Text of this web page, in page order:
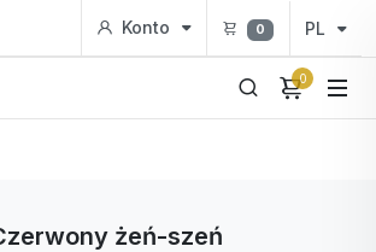
Konto 0 PL
0
żeń-szeń